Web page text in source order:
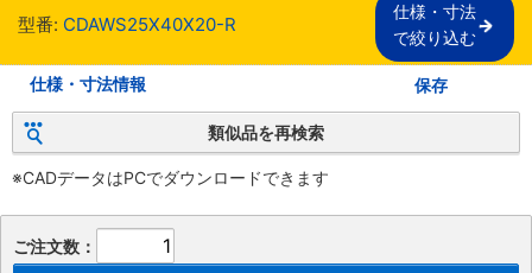
型番: CDAWS25X40X20-R
仕様・寸法
で絞り込む
仕様・寸法情報 保存
類似品を再検索
※CADデータはPCでダウンロードできます
ご注文数：